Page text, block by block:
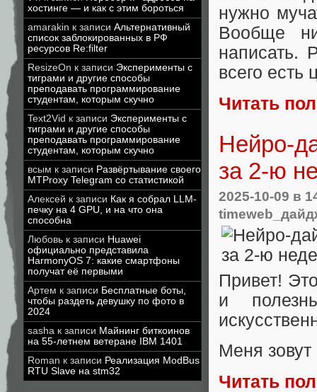
хостинге — и как с этим бороться
amarakin к записи Альтернативный
список заблокированных в РФ
ресурсов Re:filter
ResizeOn к записи Эксперименты с
тиграми и другие способы
преподавать программирование
студентам, которым скучно
Text2Vid к записи Эксперименты с
тиграми и другие способы
преподавать программирование
студентам, которым скучно
всым к записи Развёртывание своего
MTProxy Telegram со статистикой
Алексей к записи Как я собрал LLM-
печку на 4 GPU, и на что она
способна
Любовь к записи Huawei
официально представила
HarmonyOS 7: какие смартфоны
получат её первыми
Артем к записи Бесплатные боты,
чтобы раздеть девушку по фото в
2024
sasha к записи Майнинг биткоинов
на 55-летнем ветеране IBM 1401
Roman к записи Реализация ModBus
RTU Slave на stm32
нужно
Вообще
написать.
всего
Читать
Нейро-
за 2-ю
2025-10-09 в
Привет!
и
Меня зовут
Читать